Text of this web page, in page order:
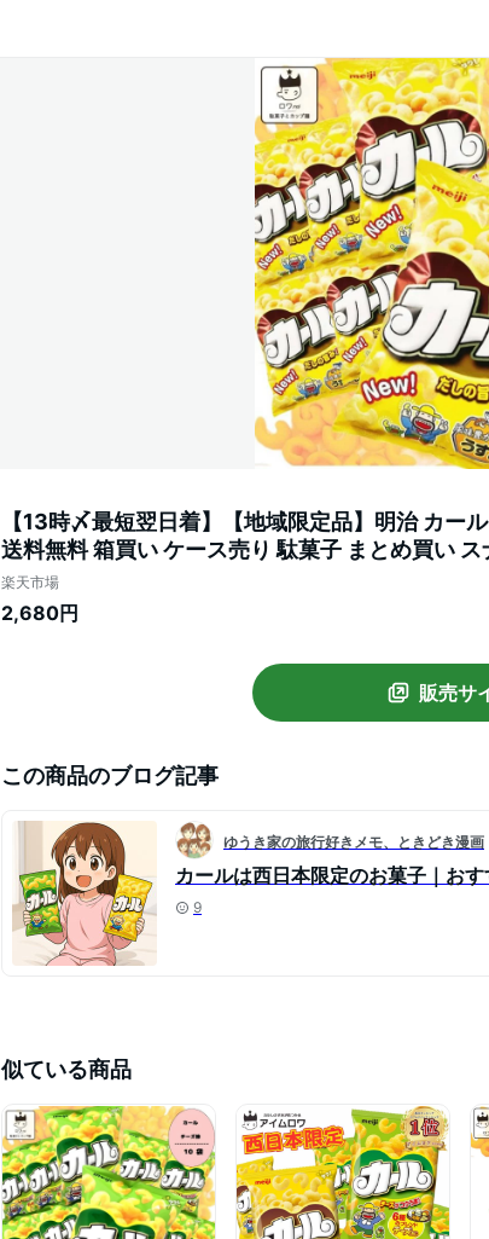
【13時〆最短翌日着】【地域限定品】明治 カー
送料無料 箱買い ケース売り 駄菓子 まとめ買い
つ 明治製菓 西日本限定 地域限定 懐かしい カール
楽天市場
2,680円
販売サ
この商品のブログ記事
ゆうき家の旅行好きメモ、ときどき漫画
カールは西日本限定のお菓子｜お
9
似ている商品